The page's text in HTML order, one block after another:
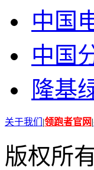
中国
中国
隆基
关于我们 |领跑者官网|
版权所有